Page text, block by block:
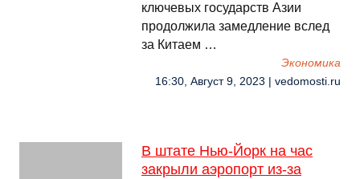
ключевых государств Азии
продолжила замедление вслед
за Китаем …
Экономика
16:30, Август 9, 2023 | vedomosti.ru
В штате Нью-Йорк на час
закрыли аэропорт из-за